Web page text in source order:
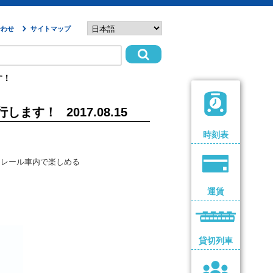
せ サイトマップ
時刻表
運賃
貸切列車
します！ 2017.08.15
ール車内で楽しめる